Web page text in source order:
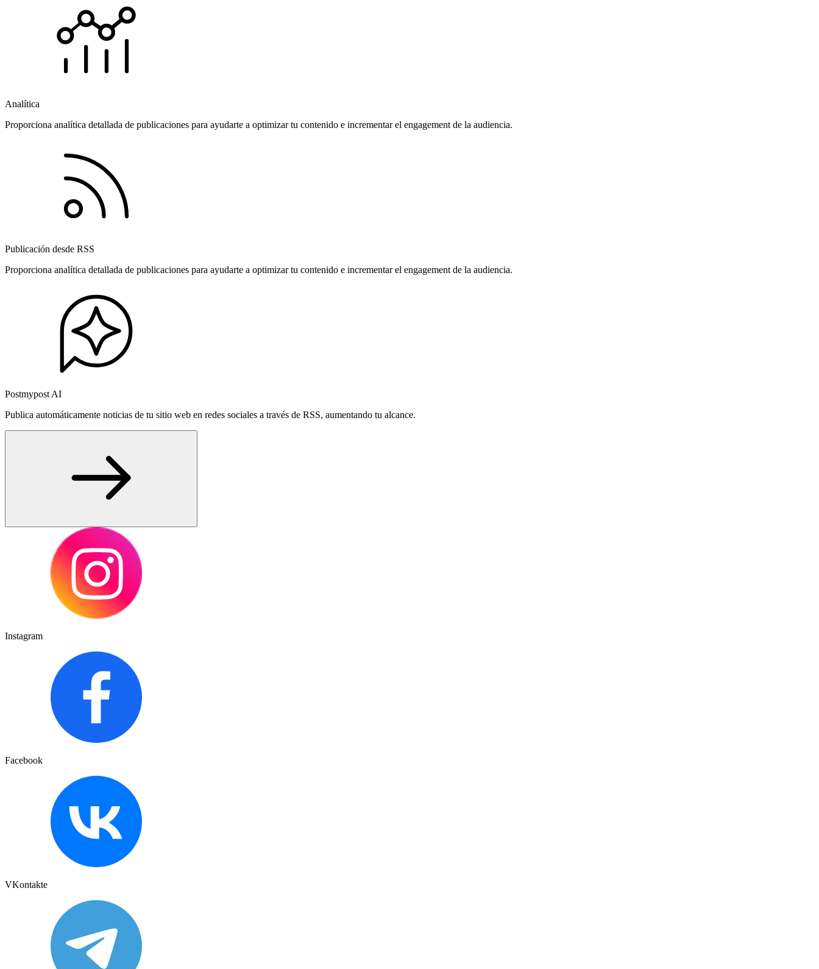
Analítica
Proporciona analítica detallada de publicaciones para ayudarte a optimizar tu contenido e incrementar el engagement de la audiencia.
Publicación desde RSS
Proporciona analítica detallada de publicaciones para ayudarte a optimizar tu contenido e incrementar el engagement de la audiencia.
Postmypost AI
Publica automáticamente noticias de tu sitio web en redes sociales a través de RSS, aumentando tu alcance.
Instagram
Facebook
VKontakte